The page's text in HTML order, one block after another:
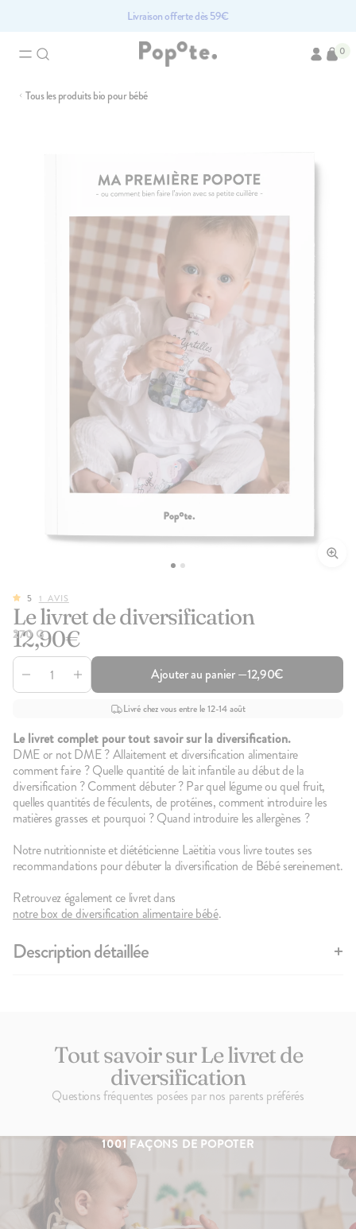
Livraison offerte dès 59€
5 1avis
1,90€
+10 +5
0
Tous les produits bio pour bébé
5 1 AVIS
Le livret de diversification
12,90€
270 G
Ajouter au panier —12,90€
Livré chez vous entre le 12-14 août
Le livret complet pour tout savoir sur la diversification.
DME or not DME ? Allaitement et diversification alimentaire
comment faire ? Quelle quantité de lait infantile au début de la
diversification ? Comment débuter ? Par quel légume ou quel fruit,
quelles quantités de féculents, de protéines, comment introduire les
matières grasses et pourquoi ? Quand introduire les allergènes ?
Notre nutritionniste et diététicienne Laëtitia vous livre toutes ses
recommandations pour débuter la diversification de Bébé sereinement.
Retrouvez également ce livret dans
notre box de diversification alimentaire bébé.
Description détaillée
diversification alimentaire.
Retrouvez également ce livret dans
notre box de diversification alimentaire bébé.
pour savoir ce qui est bon pour lui, ce livret contient des
recommandations, à vous de les adapter à votre mode de vie et à celui
Écoute-toi, ça va aller Mama!
Tout savoir sur Le livret de
diversification
Questions fréquentes posées par nos parents préférés
1001 FAÇONS DE POPOTER